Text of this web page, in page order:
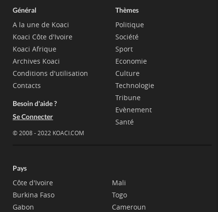
Général
A la une de Koaci
Koaci Côte d'Ivoire
Koaci Afrique
Archives Koaci
Conditions d'utilisation
Contacts
Besoin d'aide ?
Se Connecter
© 2008 - 2022 KOACI.COM
Thèmes
Politique
Société
Sport
Economie
Culture
Technologie
Tribune
Evènement
Santé
Pays
Côte d'Ivoire
Burkina Faso
Gabon
Mali
Togo
Cameroun